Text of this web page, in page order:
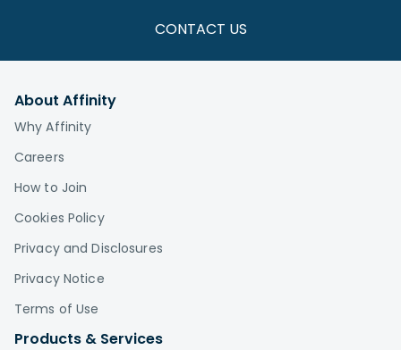
CONTACT US
About Affinity
Why Affinity
Careers
How to Join
Cookies Policy
Privacy and Disclosures
Privacy Notice
Terms of Use
Products & Services